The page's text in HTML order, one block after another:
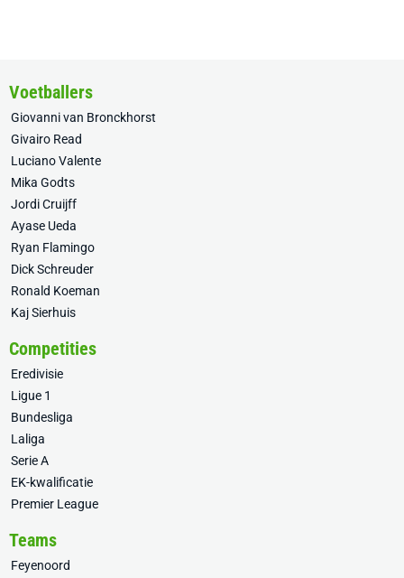
Voetballers
Giovanni van Bronckhorst
Givairo Read
Luciano Valente
Mika Godts
Jordi Cruijff
Ayase Ueda
Ryan Flamingo
Dick Schreuder
Ronald Koeman
Kaj Sierhuis
Competities
Eredivisie
Ligue 1
Bundesliga
Laliga
Serie A
EK-kwalificatie
Premier League
Teams
Feyenoord